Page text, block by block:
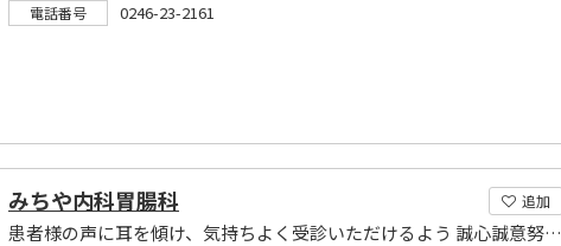
電話番号 0246-23-2161
追加
みちや内科胃腸科
患者様の声に耳を傾け、気持ちよく受診いただけるよう 誠心誠意努めております